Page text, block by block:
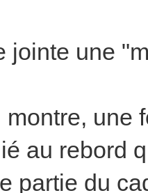
jointe une
une
au rebord
partie du